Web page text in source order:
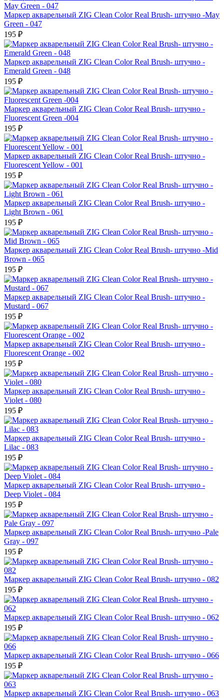
Маркер акварельный ZIG Clean Color Real Brush- штучно -May
Green - 047
195 ₽
Маркер акварельный ZIG Clean Color Real Brush- штучно -
Emerald Green - 048
195 ₽
Маркер акварельный ZIG Clean Color Real Brush- штучно -
Fluorescent Green -004
195 ₽
Маркер акварельный ZIG Clean Color Real Brush- штучно -
Fluorescent Yellow - 001
195 ₽
Маркер акварельный ZIG Clean Color Real Brush- штучно -
Light Brown - 061
195 ₽
Маркер акварельный ZIG Clean Color Real Brush- штучно -Mid
Brown - 065
195 ₽
Маркер акварельный ZIG Clean Color Real Brush- штучно -
Mustard - 067
195 ₽
Маркер акварельный ZIG Clean Color Real Brush- штучно -
Fluorescent Orange - 002
195 ₽
Маркер акварельный ZIG Clean Color Real Brush- штучно -
Violet - 080
195 ₽
Маркер акварельный ZIG Clean Color Real Brush- штучно -
Lilac - 083
195 ₽
Маркер акварельный ZIG Clean Color Real Brush- штучно -
Deep Violet - 084
195 ₽
Маркер акварельный ZIG Clean Color Real Brush- штучно -Pale
Gray - 097
195 ₽
Маркер акварельный ZIG Clean Color Real Brush- штучно - 082
195 ₽
Маркер акварельный ZIG Clean Color Real Brush- штучно - 062
195 ₽
Маркер акварельный ZIG Clean Color Real Brush- штучно - 066
195 ₽
Маркер акварельный ZIG Clean Color Real Brush- штучно - 063